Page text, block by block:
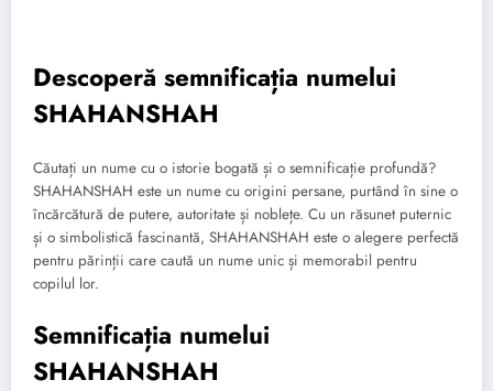
Descoperă semnificația numelui
SHAHANSHAH
Căutați un nume cu o istorie bogată și o semnificație profundă?
SHAHANSHAH este un nume cu origini persane, purtând în sine o
încărcătură de putere, autoritate și noblețe. Cu un răsunet puternic
și o simbolistică fascinantă, SHAHANSHAH este o alegere perfectă
pentru părinții care caută un nume unic și memorabil pentru
copilul lor.
Semnificația numelui
SHAHANSHAH